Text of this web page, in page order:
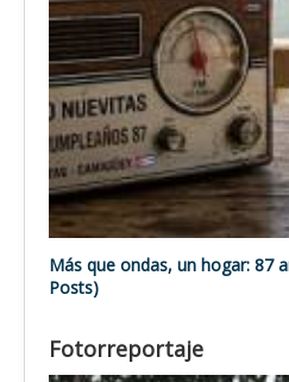
Más que ondas, un hogar: 87
Posts)
Fotorreportaje